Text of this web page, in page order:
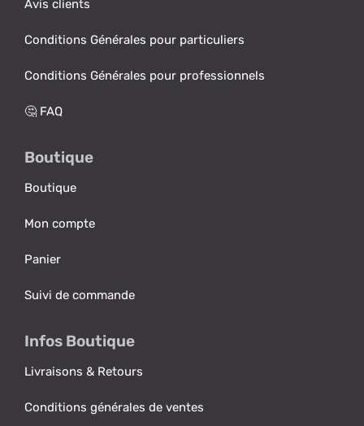
Avis clients
Conditions Générales pour particuliers
Conditions Générales pour professionnels
🤔 FAQ
Boutique
Boutique
Mon compte
Panier
Suivi de commande
Infos Boutique
Livraisons & Retours
Conditions générales de ventes